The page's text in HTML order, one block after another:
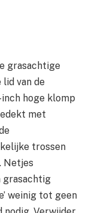
grasachtige
van de
hoge klomp
met
trossen
Netjes
​​grasachtig
weinig tot geen